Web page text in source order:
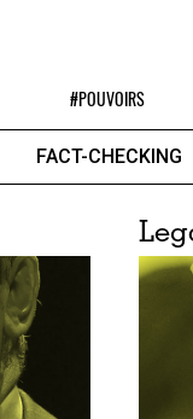
#POUVOIRS
FACT-CHECKING